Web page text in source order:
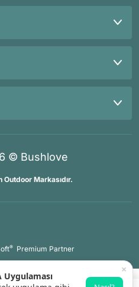
© Bushlove
Outdoor Markasıdır.
® Premium Partner
×
Uygulaması